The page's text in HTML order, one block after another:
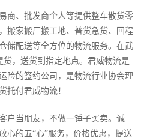
商、批发商个人等提供整车散货零
搬家搬厂搬工地、普货急货、回程
储配送等全方位的物流服务。在武
货，送货到指定地点。君威物流是
险的签约公司，是物流行业协会理
托付君威物流！
户当朋友，不做一锤子买卖。诚
心的五“心”服务，价格优惠，提送